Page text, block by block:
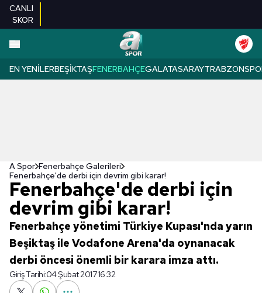
CANLI
SKOR
EN YENILERBEŞIKTAŞFENERBAHÇEGALATASARAY
A Spor Fenerbahçe Galerileri
Fenerbahçe'de derbi için devrim gibi karar!
Fenerbahçe'de derbi için
devrim gibi karar!
Fenerbahçe yönetimi Türkiye Kupası'nda yarın
Beşiktaş ile Vodafone Arena'da oynanacak
derbi öncesi önemli bir karara imza attı.
Giriş Tarihi:04 Şubat 2017 16:32